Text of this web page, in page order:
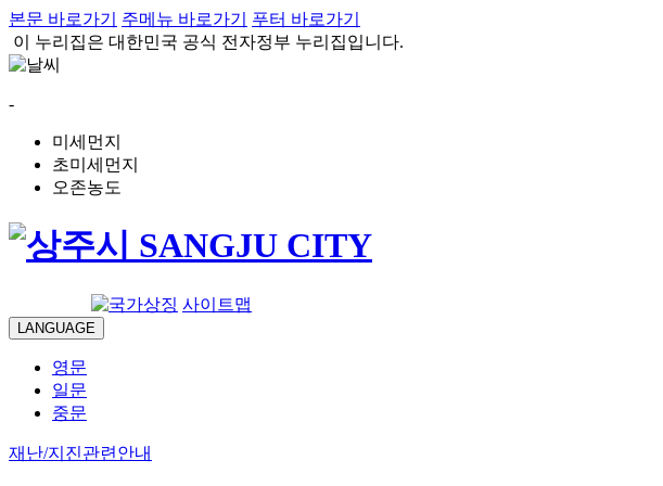
본문 바로가기 주메뉴 바로가기
푸터 바로가기
이 누리집은 대한민국 공식 전자정부 누리집입니다.
-
미세먼지
초미세먼지
오존농도
사이트맵
LANGUAGE
영문
일문
중문
재난/지진관련안내